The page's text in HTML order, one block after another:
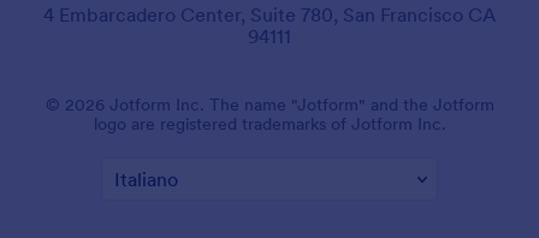
4 Embarcadero Center, Suite 780, San Francisco CA
94111
© 2026 Jotform Inc. Il nome "Jotform" e il logo Jotform sono
marchi registrati di Jotform Inc.